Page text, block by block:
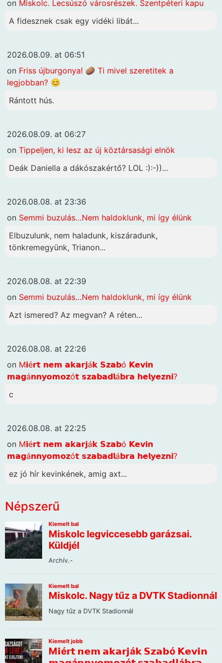
on Miskolc. Lecsúszó városrészek. Szentpéteri kapu
A fidesznek csak egy vidéki libát...
2026.08.09. at 06:51
on Friss újburgonya! 🥔 Ti mivel szeretitek a
legjobban? 😊
Rántott hús.
2026.08.09. at 06:27
on Tippeljen, ki lesz az új köztársasági elnök
Deák Daniella a dákószakértő? LOL :):-))...
2026.08.08. at 23:36
on Semmi buzulás…Nem haldoklunk, mi így élünk
Elbuzulunk, nem haladunk, kiszáradunk,
tönkremegyünk, Trianon...
2026.08.08. at 22:39
on Semmi buzulás…Nem haldoklunk, mi így élünk
Azt ismered? Az megvan? A réten...
2026.08.08. at 22:26
on M𝗶é𝗿𝘁 𝗻𝗲𝗺 𝗮𝗸𝗮𝗿𝗷á𝗸 𝗦𝘇𝗮𝗯ó 𝗞𝗲𝘃𝗶𝗻
𝗺𝗮𝗴á𝗻𝗻𝘆𝗼𝗺𝗼𝘇ó𝘁 𝘀𝘇𝗮𝗯𝗮𝗱𝗹á𝗯𝗿𝗮 𝗵𝗲𝗹𝘆𝗲𝘇𝗻𝗶?
c
2026.08.08. at 22:25
on M𝗶é𝗿𝘁 𝗻𝗲𝗺 𝗮𝗸𝗮𝗿𝗷á𝗸 𝗦𝘇𝗮𝗯ó 𝗞𝗲𝘃𝗶𝗻
𝗺𝗮𝗴á𝗻𝗻𝘆𝗼𝗺𝗼𝘇ó𝘁 𝘀𝘇𝗮𝗯𝗮𝗱𝗹á𝗯𝗿𝗮 𝗵𝗲𝗹𝘆𝗲𝘇𝗻𝗶?
ez jó hír kevinkének, amig axt...
Népszerű